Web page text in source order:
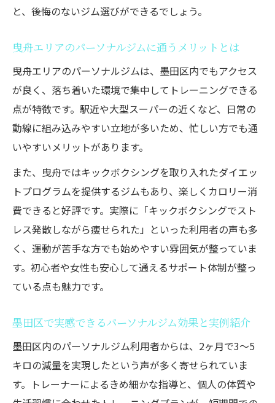
ットを実践
女性向けトレーニングメニューが充実する
理由と効果
パーソナルジムで姿勢改善や体型変化を実
感する方法
女性の悩みに寄り添うパーソナルジムのサ
ポート体制
運動が苦手でも始めやすいパーソナルジムの選
び方
運動初心者が安心して通えるパーソナルジ
ムの条件
パーソナルジムで無理なくダイエットを始
めるコツ
ポート内容
女性でも通いやすいパーソナルジムの選び
方と注意点
墨田区で評判のパーソナルジムならではの
と、後悔のないジム選びができるでしょう。
曳舟エリアのパーソナルジムに通うメリットとは
曳舟エリアのパーソナルジムは、墨田区内でもアクセス
が良く、落ち着いた環境で集中してトレーニングできる
点が特徴です。駅近や大型スーパーの近くなど、日常の
動線に組み込みやすい立地が多いため、忙しい方でも通
いやすいメリットがあります。
また、曳舟ではキックボクシングを取り入れたダイエッ
トプログラムを提供するジムもあり、楽しくカロリー消
費できると好評です。実際に「キックボクシングでスト
レス発散しながら痩せられた」といった利用者の声も多
く、運動が苦手な方でも始めやすい雰囲気が整っていま
す。初心者や女性も安心して通えるサポート体制が整っ
ている点も魅力です。
墨田区で実感できるパーソナルジム効果と実例紹介
墨田区内のパーソナルジム利用者からは、2ヶ月で3〜5
キロの減量を実現したという声が多く寄せられていま
す。トレーナーによるきめ細かな指導と、個人の体質や